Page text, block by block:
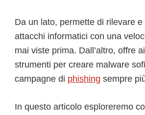
Da un lato, permette di rilevare
attacchi informatici con una
mai viste prima. Dall’altro, offre
strumenti per creare malware
campagne di phishing sempre
In questo articolo esploreremo